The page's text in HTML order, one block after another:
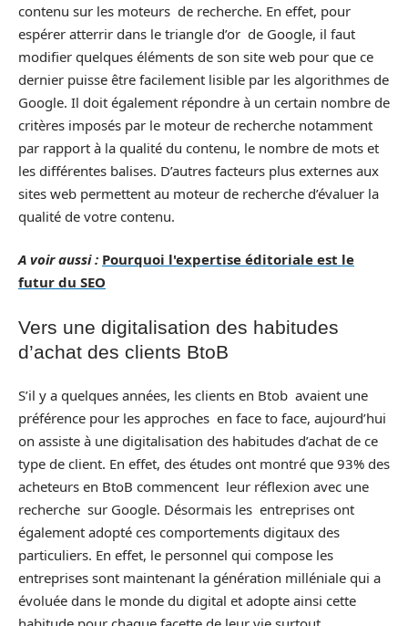
contenu sur les moteurs de recherche. En effet, pour
espérer atterrir dans le triangle d’or de Google, il faut
modifier quelques éléments de son site web pour que ce
dernier puisse être facilement lisible par les algorithmes de
Google. Il doit également répondre à un certain nombre de
critères imposés par le moteur de recherche notamment
par rapport à la qualité du contenu, le nombre de mots et
les différentes balises. D’autres facteurs plus externes aux
sites web permettent au moteur de recherche d’évaluer la
qualité de votre contenu.
A voir aussi : Pourquoi l'expertise éditoriale est le
futur du SEO
Vers une digitalisation des habitudes
d’achat des clients BtoB
S’il y a quelques années, les clients en Btob avaient une
préférence pour les approches en face to face, aujourd’hui
on assiste à une digitalisation des habitudes d’achat de ce
type de client. En effet, des études ont montré que 93% des
acheteurs en BtoB commencent leur réflexion avec une
recherche sur Google. Désormais les entreprises ont
également adopté ces comportements digitaux des
particuliers. En effet, le personnel qui compose les
entreprises sont maintenant la génération milléniale qui a
évoluée dans le monde du digital et adopte ainsi cette